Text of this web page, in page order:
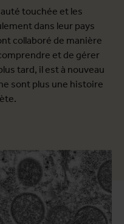
touchée et les
dans leur pays
collaboré de manière
et de gérer
tard, il est à nouveau
sont plus une histoire